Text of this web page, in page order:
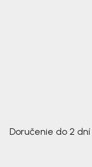
Doručenie do 2 dní